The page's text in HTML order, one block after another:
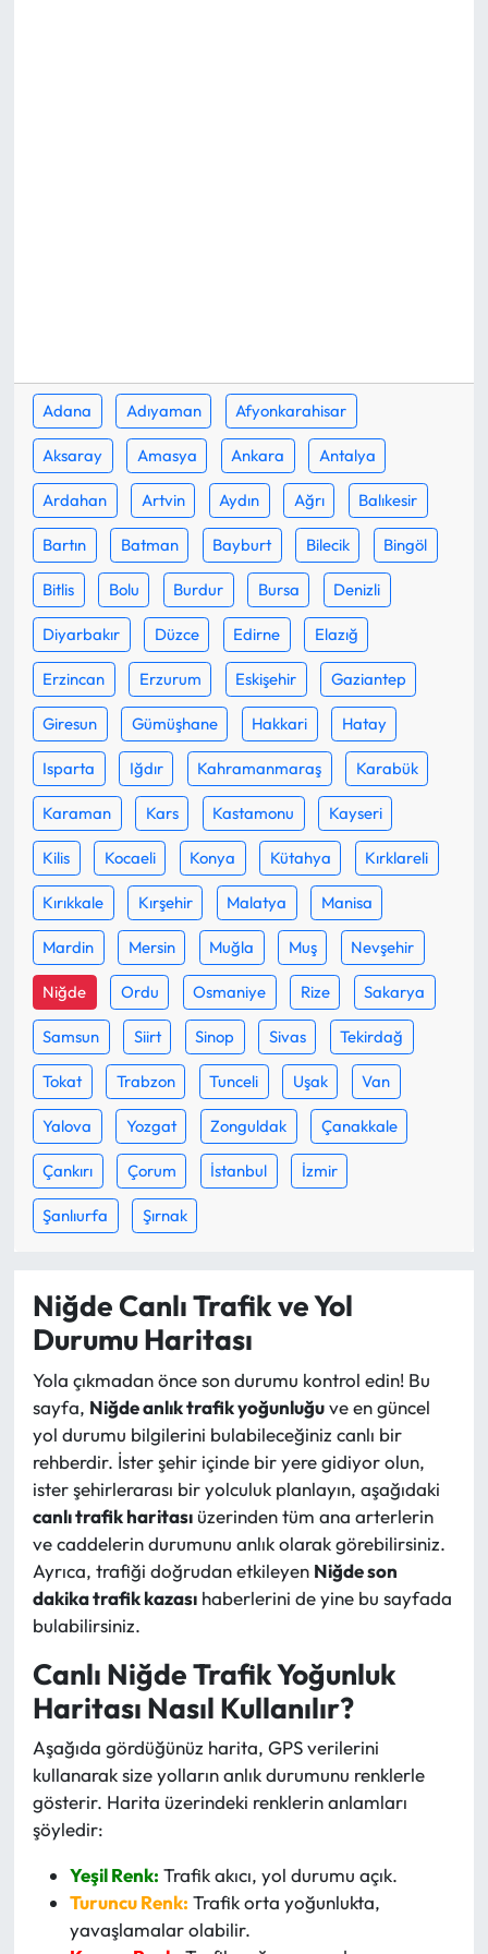
Adana Adıyaman Afyonkarahisar
Aksaray Amasya Ankara Antalya
Ardahan Artvin Aydın Ağrı Balıkesir
Bartın Batman Bayburt Bilecik Bingöl
Bitlis Bolu Burdur Bursa Denizli
Diyarbakır Düzce Edirne Elazığ
Erzincan Erzurum Eskişehir Gaziantep
Giresun Gümüşhane Hakkari Hatay
Isparta Iğdır Kahramanmaraş Karabük
Karaman Kars Kastamonu Kayseri
Kilis Kocaeli Konya Kütahya Kırklareli
Kırıkkale Kırşehir Malatya Manisa
Mardin Mersin Muğla Muş Nevşehir
Niğde Ordu Osmaniye Rize Sakarya
Samsun Siirt Sinop Sivas Tekirdağ
Tokat Trabzon Tunceli Uşak Van
Yalova Yozgat Zonguldak Çanakkale
Çankırı Çorum İstanbul İzmir
Şanlıurfa Şırnak
Niğde Canlı Trafik ve Yol
Durumu Haritası
Yola çıkmadan önce son durumu kontrol edin! Bu
sayfa, Niğde anlık trafik yoğunluğuve en güncel
yol durumu bilgilerini bulabileceğiniz canlı bir
rehberdir. İster şehir içinde bir yere gidiyor olun,
ister şehirlerarası bir yolculuk planlayın, aşağıdaki
canlı trafik haritasıüzerinden tüm ana arterlerin
ve caddelerin durumunu anlık olarak görebilirsiniz.
Ayrıca, trafiği doğrudan etkileyen Niğde son
dakika trafik kazasıhaberlerini de yine bu sayfada
bulabilirsiniz.
Canlı Niğde Trafik Yoğunluk
Haritası Nasıl Kullanılır?
Aşağıda gördüğünüz harita, GPS verilerini
kullanarak size yolların anlık durumunu renklerle
gösterir. Harita üzerindeki renklerin anlamları
şöyledir:
Yeşil Renk: Trafik akıcı, yol durumu açık.
Turuncu Renk: Trafik orta yoğunlukta,
yavaşlamalar olabilir.
Laçin Haberleri
Magazin
Mecitözü Haberleri
Oğuzlar Haberleri
Ortaköy Haberleri
Osmancık Haberleri
Otomotiv
Resmi İlan
Resmi Reklam
Sağlık
Siyaset
Spor
Sungurlu Haberleri
Turizm
Uğurludağ Haberleri
Yayla Haber
Yemek Tarifleri
Yerel Haberler